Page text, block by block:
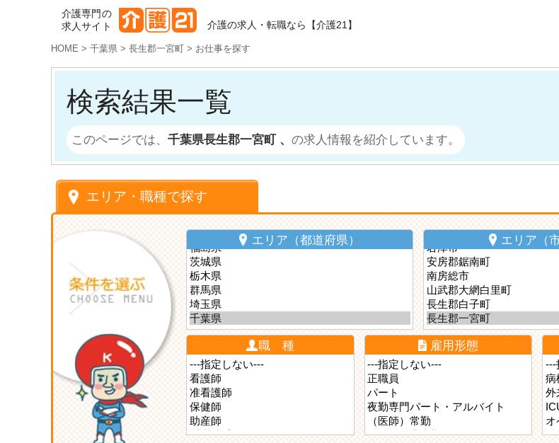
介護専門の
求人サイト
介護の求人・転職なら【介護21】
HOME > 千葉県 > 長生郡一宮町 > お仕事を探す
検索結果一覧
このページでは、 千葉県長生郡一宮町 、 の求人情報を紹介しています。
エリア・職種で探す
エリア（都道府県） エリア（
職 種 雇用形態